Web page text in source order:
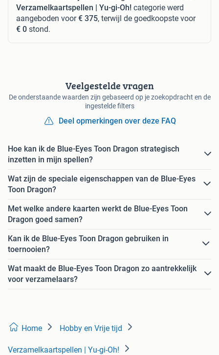
Verzamelkaartspellen | Yu-gi-Oh! categorie werd
aangeboden voor€ 375, terwijl de goedkoopste voor
€ 0 stond.
Veelgestelde vragen
De onderstaande waarden zijn gebaseerd op je zoekopdracht en de
ingestelde filters
Deel opmerkingen over deze FAQ
Hoe kan ik de Blue-Eyes Toon Dragon strategisch
inzetten in mijn spellen?
Wat zijn de speciale eigenschappen van de Blue-Eyes
Toon Dragon?
Met welke andere kaarten werkt de Blue-Eyes Toon
Dragon goed samen?
Kan ik de Blue-Eyes Toon Dragon gebruiken in
toernooien?
Wat maakt de Blue-Eyes Toon Dragon zo aantrekkelijk
voor verzamelaars?
Home Hobby en Vrije tijd
Verzamelkaartspellen | Yu-gi-Oh!